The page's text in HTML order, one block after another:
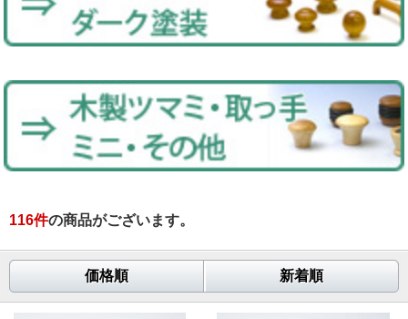
116件の商品がございます。
価格順 新着順